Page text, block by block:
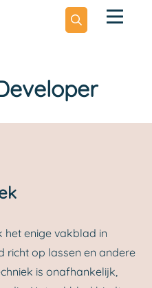
Zoeken
het enige vakblad in
richt op lassen en andere
is onafhankelijk,